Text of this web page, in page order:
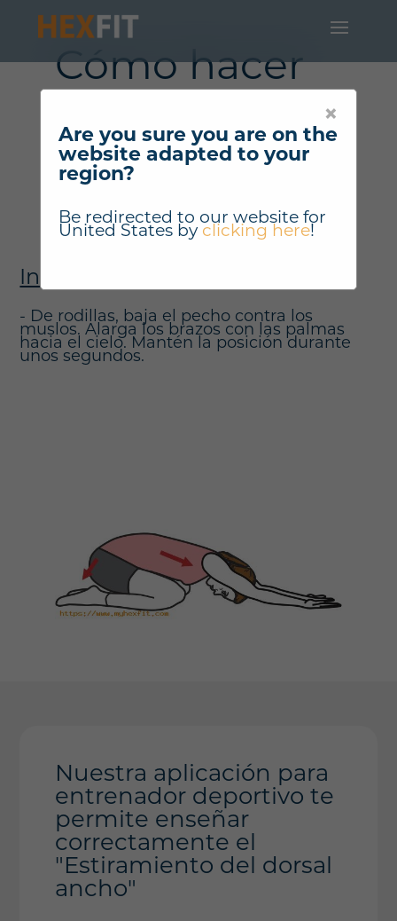
×
Are you sure you are on the
website adapted to your
region?
Be redirected to our website for
United Statesby clicking here!
Cómo hacer
"Estiramiento
del dorsal
ancho" ?
Instrucciones
- De rodillas, baja el pecho contra los
muslos. Alarga los brazos con las palmas
hacia el cielo. Mantén la posición durante
unos segundos.
Nuestra aplicación para
entrenador deportivo te
permite enseñar
correctamente el
"Estiramiento del dorsal
ancho"